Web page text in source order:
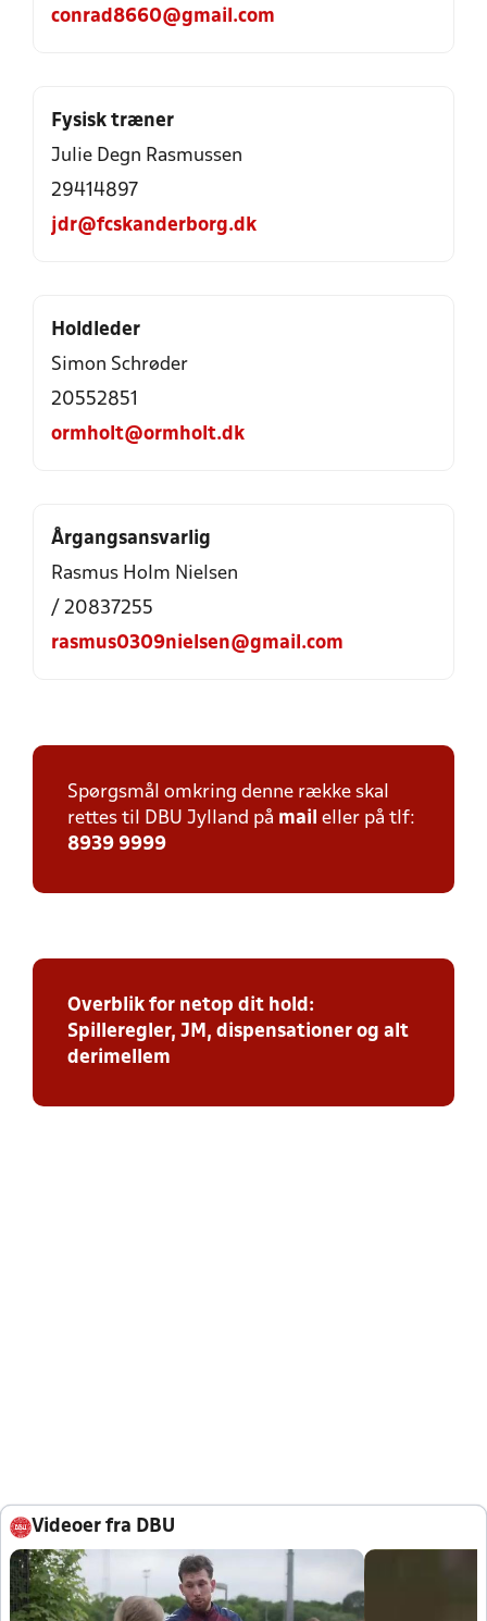
conrad8660@gmail.com
Fysisk træner
Julie Degn Rasmussen
29414897
jdr@fcskanderborg.dk
Holdleder
Simon Schrøder
20552851
ormholt@ormholt.dk
Årgangsansvarlig
Rasmus Holm Nielsen
/ 20837255
rasmus0309nielsen@gmail.com
Spørgsmål omkring denne række skal
rettes til DBU Jylland på mail eller på tlf:
8939 9999
Overblik for netop dit hold:
Spilleregler, JM, dispensationer og alt
derimellem
Videoer fra DBU